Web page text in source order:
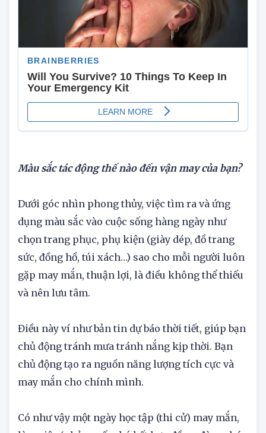
Dưới góc nhìn phong thủy, việc tìm ra và ứng
dụng màu sắc vào cuộc sống hàng ngày như
chọn trang phục, phụ kiện (giày dép, đồ trang
sức, đồng hồ, túi xách…) sao cho mỗi người luôn
gặp may mắn, thuận lợi, là điều không thể thiếu
Điều này ví như bản tin dự báo thời tiết, giúp bạn
chủ động tránh mưa tránh nắng kịp thời. Bạn
chủ động tạo ra nguồn năng lượng tích cực và